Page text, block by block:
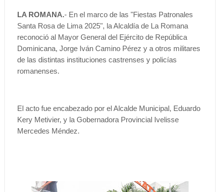
LA ROMANA.- En el marco de las "Fiestas Patronales
Santa Rosa de Lima 2025", la Alcaldía de La Romana
reconoció al Mayor General del Ejército de República
Dominicana, Jorge Iván Camino Pérez y a otros militares
de las distintas instituciones castrenses y policías
romanenses.
El acto fue encabezado por el Alcalde Municipal, Eduardo
Kery Metivier, y la Gobernadora Provincial Ivelisse
Mercedes Méndez.